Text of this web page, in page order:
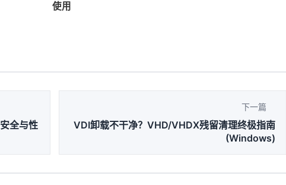
使用
全与性
下一篇
VDI卸载不干净？VHD/VHDX残留清理终极指南
(Windows)